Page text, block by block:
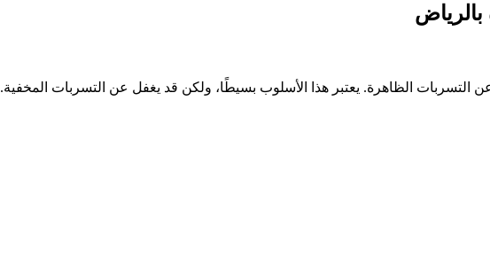
التسربات الظاهرة. يعتبر هذا الأسلوب بسيطًا، ولكن قد يغفل عن التسربات المخفية.